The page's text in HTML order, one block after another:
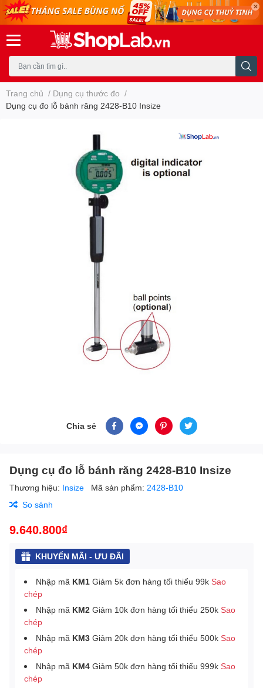
Trang chủ / Dụng cụ thước đo /
Dụng cụ đo lỗ bánh răng 2428-B10 Insize
Chia sẻ
Dụng cụ đo lỗ bánh răng 2428-B10 Insize
Thương hiệu: Insize Mã sản phẩm: 2428-B10
So sánh
9.640.800₫
KHUYẾN MÃI - ƯU ĐÃI
Nhập mã KM1 Giảm 5k đơn hàng tối thiểu 99k Sao
chép
Nhập mã KM2 Giảm 10k đơn hàng tối thiểu 250k Sao
chép
Nhập mã KM3 Giảm 20k đơn hàng tối thiểu 500k Sao
chép
Nhập mã KM4 Giảm 50k đơn hàng tối thiểu 999k Sao
chép